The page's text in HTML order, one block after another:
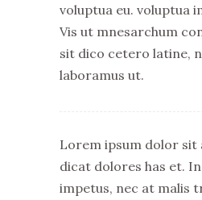
voluptua eu. voluptua
Vis ut mnesarchum
sit dico cetero latine,
laboramus ut.
Lorem ipsum dolor sit
dicat dolores has et.
impetus, nec at malis